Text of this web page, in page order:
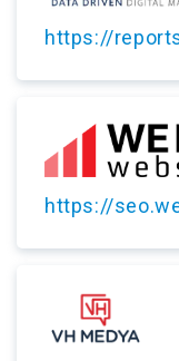
https://
https://